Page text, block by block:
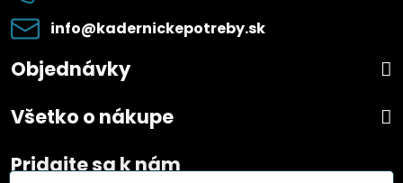
info​@kadernickepotreby​.sk
Objednávky
Všetko o nákupe
Pridajte sa k nám